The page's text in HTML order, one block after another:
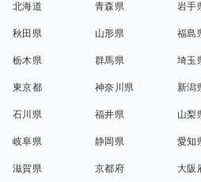
北海道 青森県 岩手
秋田県 山形県 福島
栃木県 群馬県 埼玉
東京都 神奈川県 新潟
石川県 福井県 山梨
岐阜県 静岡県 愛知
滋賀県 京都府 大阪